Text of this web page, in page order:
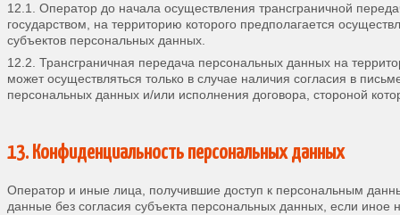
12.1. Оператор до начала осуществления трансграничной
государством, на территорию которого предполагается
субъектов персональных данных.
12.2. Трансграничная передача персональных данных на
может осуществляться только в случае наличия согласия в
персональных данных и/или исполнения договора, стороной
13. Конфиденциальность персональных данных
Оператор и иные лица, получившие доступ к персональным
данные без согласия субъекта персональных данных, если